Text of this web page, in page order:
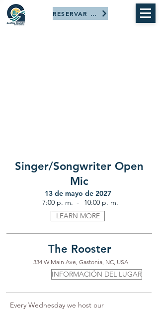
RESERVAR AHORA
Singer/Songwriter Open
Mic
13 de mayo de 2027
7:00 p. m. -
10:00 p. m.
LEARN MORE
The Rooster
334 W Main Ave, Gastonia, NC, USA
INFORMACIÓN DEL LUGAR
Every Wednesday we host our